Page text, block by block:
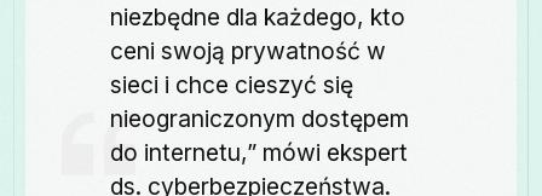
niezbędne dla każdego, kto
ceni swoją prywatność w
sieci i chce cieszyć się
nieograniczonym dostępem
do internetu,” mówi ekspert
ds. cyberbezpieczeństwa.